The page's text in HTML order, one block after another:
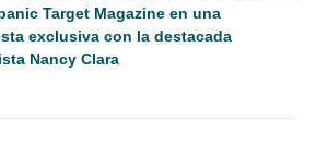
Target Magazine en una
exclusiva con la destacada
Nancy Clara